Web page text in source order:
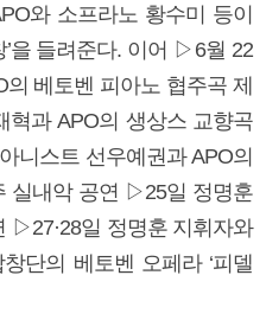
와 소프라노 황수미 등이
’을 들려준다. 이어 ▷6월 22
베토벤 피아노 협주곡 제
혁과 APO의 생상스 교향곡
니스트 선우예권과 APO의
실내악 공연 ▷25일 정명훈
▷27·28일 정명훈 지휘자와
단의 베토벤 오페라 ‘피델